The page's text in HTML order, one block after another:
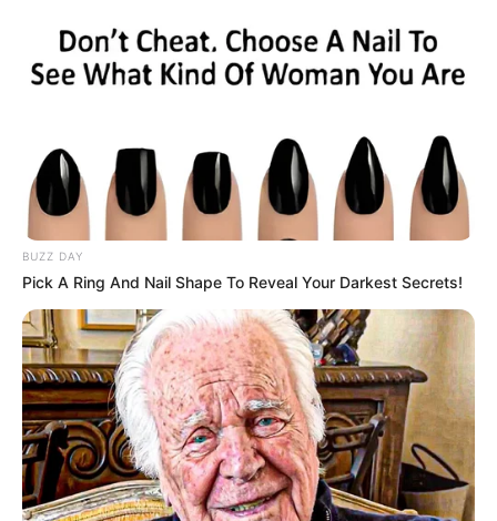
BUZZ DAY
Pick A Ring And Nail Shape To Reveal Your Darkest Secrets!